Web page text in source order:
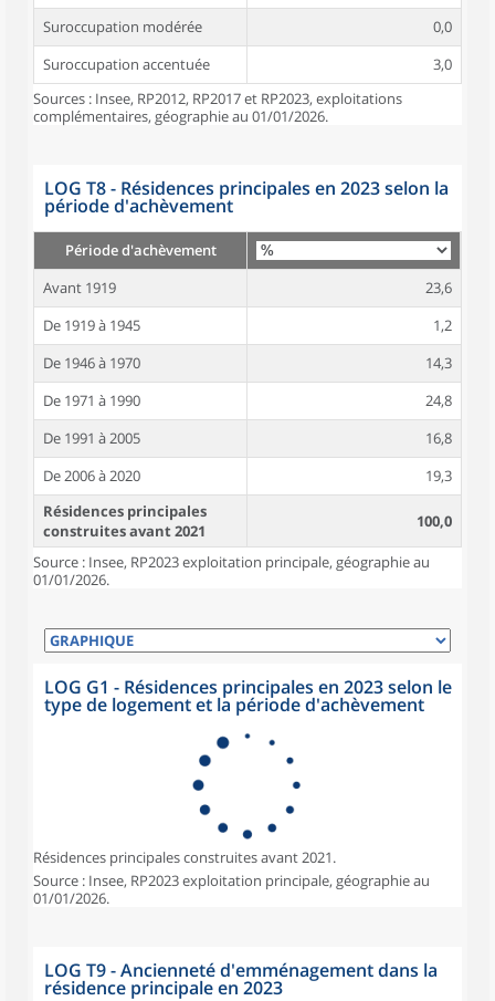
Suroccupation modérée
0,0
Suroccupation accentuée
3,0
Sources : Insee, RP2012, RP2017 et RP2023, exploitations
complémentaires, géographie au 01/01/2026.
LOG T8 - Résidences principales en 2023 selon la
période d'achèvement
Période d'achèvement
Avant 1919
23,6
De 1919 à 1945
1,2
De 1946 à 1970
14,3
De 1971 à 1990
24,8
De 1991 à 2005
16,8
De 2006 à 2020
19,3
Résidences principales
construites avant 2021
100,0
Source : Insee, RP2023 exploitation principale, géographie au
01/01/2026.
LOG G1 - Résidences principales en 2023 selon le
type de logement et la période d'achèvement
Résidences principales construites avant 2021.
Source : Insee, RP2023 exploitation principale, géographie au
01/01/2026.
LOG T9 - Ancienneté d'emménagement dans la
résidence principale en 2023